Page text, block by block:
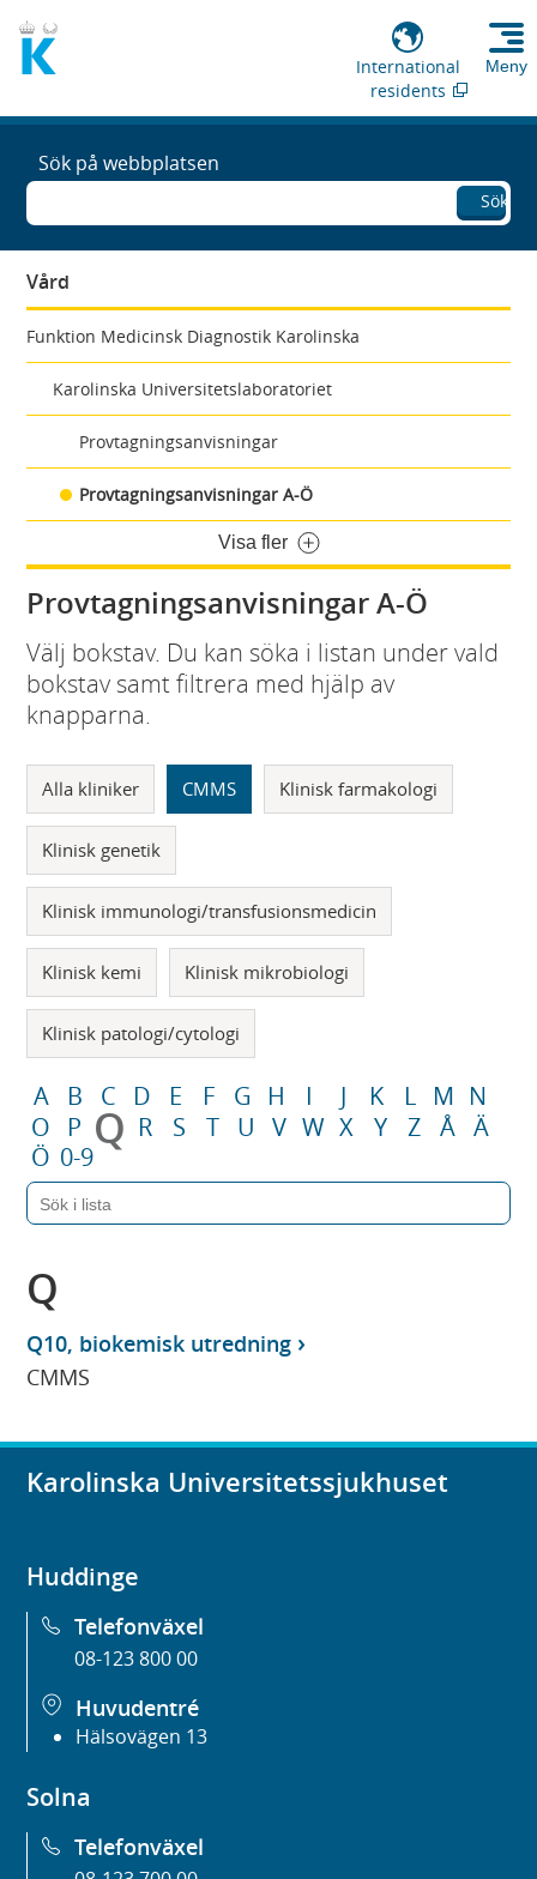
International
residents
Meny
Sök på webbplatsen
Sök
Vård
Funktion Medicinsk Diagnostik Karolinska
Karolinska Universitetslaboratoriet
Provtagningsanvisningar
Provtagningsanvisningar A-Ö
Visa fler
Provtagningsanvisningar A-Ö
Välj bokstav. Du kan söka i listan under vald
bokstav samt filtrera med hjälp av
knapparna.
Alla kliniker CMMS Klinisk farmakologi
Klinisk genetik
Klinisk immunologi/transfusionsmedicin
Klinisk kemi Klinisk mikrobiologi
Klinisk patologi/cytologi
A B C D E F G H I J K L M N
O
P Q R S T U V W X Y Z Å Ä
Ö 0-9
Q
Q10, biokemisk utredning
CMMS
Karolinska Universitetssjukhuset
Huddinge
Telefonväxel
08-123 800 00
Huvudentré
Hälsovägen 13
Solna
Telefonväxel